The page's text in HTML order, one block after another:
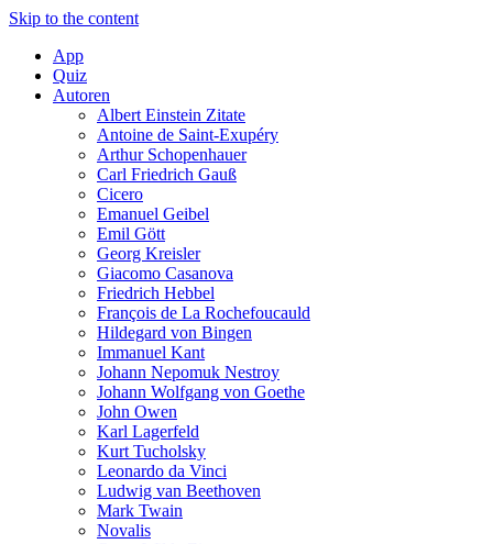
Skip to the content
App
Quiz
Autoren
Albert Einstein Zitate
Antoine de Saint-Exupéry
Arthur Schopenhauer
Carl Friedrich Gauß
Cicero
Emanuel Geibel
Emil Gött
Georg Kreisler
Giacomo Casanova
Friedrich Hebbel
François de La Rochefoucauld
Hildegard von Bingen
Immanuel Kant
Johann Nepomuk Nestroy
Johann Wolfgang von Goethe
John Owen
Karl Lagerfeld
Kurt Tucholsky
Leonardo da Vinci
Ludwig van Beethoven
Mark Twain
Novalis